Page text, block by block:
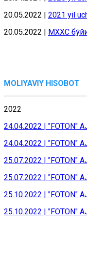
20.05.2022 | 2021 yil
20.05.2022 | МХХС
MОLIYAVIY HISОBОT
2022
24.04.2022 | "FOTON"
24.04.2022 | "FOTON"
25.07.2022 | "FOTON"
25.07.2022 | "FOTON"
25.10.2022 | "FOTON"
25.10.2022 | "FOTON"